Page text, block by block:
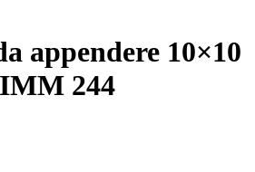
appendere 10×10
244